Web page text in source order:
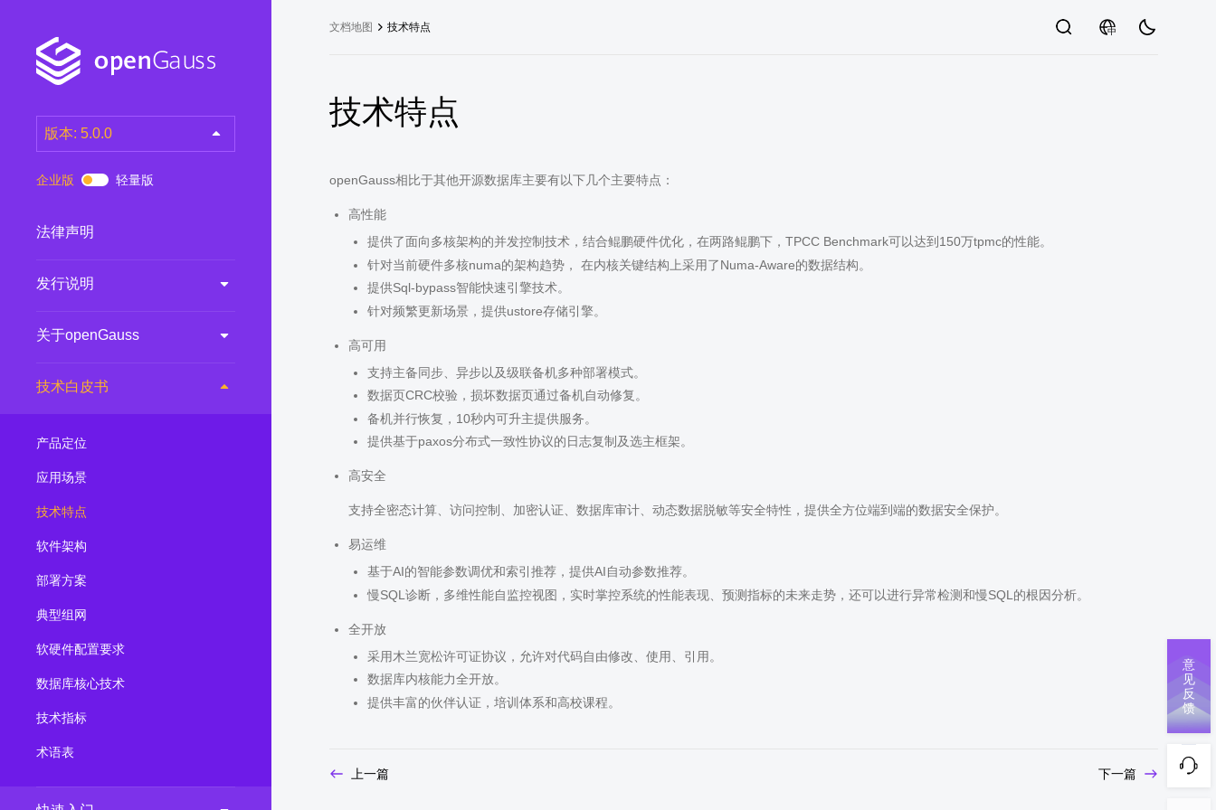
版本: 5.0.0
7.0.0-RC2
6.0.0 (LTS)
5.1.0 (Preview)
3.1.0 (EOM)
2.1.0 (EOM)
2.0.1 (EOM)
1.1.0 (EOM)
企业版 轻量版
法律声明
发行说明
关于openGauss
技术白皮书
产品定位
应用场景
技术特点
软件架构
部署方案
典型组网
软硬件配置要求
数据库核心技术
技术指标
术语表
文档地图 技术特点 中
技术特点
openGauss相比于其他开源数据库主要有以下几个主要特点：
高性能
提供了面向多核架构的并发控制技术，结合鲲鹏硬件优化，在两路鲲鹏下，TPCC Benchmark可以达到150万tpmc的性能。
针对当前硬件多核numa的架构趋势， 在内核关键结构上采用了Numa-Aware的数据结构。
提供Sql-bypass智能快速引擎技术。
针对频繁更新场景，提供ustore存储引擎。
高可用
支持主备同步、异步以及级联备机多种部署模式。
数据页CRC校验，损坏数据页通过备机自动修复。
备机并行恢复，10秒内可升主提供服务。
提供基于paxos分布式一致性协议的日志复制及选主框架。
高安全
支持全密态计算、访问控制、加密认证、数据库审计、动态数据脱敏等安全特性，提供全方位端到端的数据安全保护。
易运维
基于AI的智能参数调优和索引推荐，提供AI自动参数推荐。
慢SQL诊断，多维性能自监控视图，实时掌控系统的性能表现、预测指标的未来走势，还可以进行异常检测和慢SQL的根因分析。
全开放
采用木兰宽松许可证协议，允许对代码自由修改、使用、引用。
数据库内核能力全开放。
提供丰富的伙伴认证，培训体系和高校课程。
上一篇 下一篇
意
见
反
馈